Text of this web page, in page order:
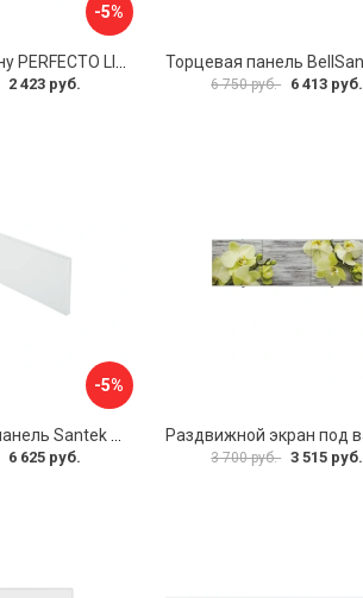
-5%
2 423 руб. 6 750 руб. 6 413 руб.
-5%
Фронтальная панель Santek 1.WH30.2.498 00000067322
6 625 руб. 3 700 руб. 3 515 руб.